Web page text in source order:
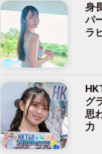
身
パ
ラ
グ
思
力